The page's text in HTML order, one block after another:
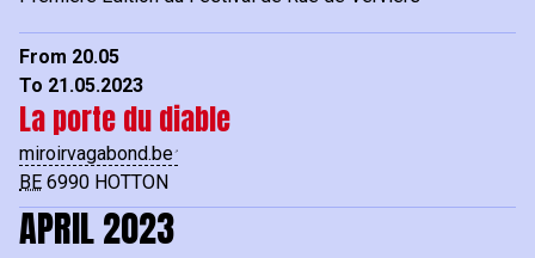
From 20.05
To 21.05.2023
La porte du diable
miroirvagabond.be
BE 6990 HOTTON
APRIL 2023